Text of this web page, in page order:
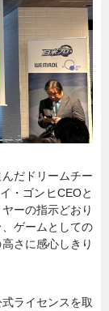
だドリームチー
・ゴンヒCEOと
ーの指示どおり
ゲームとしての
さに感心しきり
ライセンスを取